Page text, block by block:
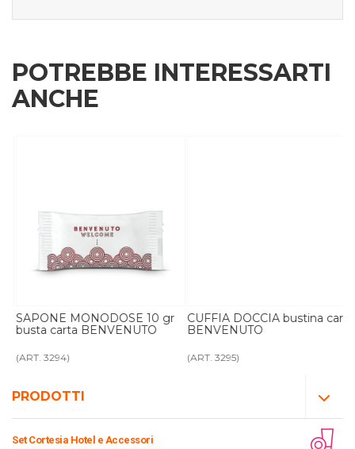
PRODOTTI
Set Cortesia Hotel e Accessori
POTREBBE INTERESSARTI
ANCHE
SAPONE MONODOSE 10 gr
busta carta BENVENUTO
(ART. 3294)
CUFFIA DOCCIA bustina carta
BENVENUTO
(ART. 3295)